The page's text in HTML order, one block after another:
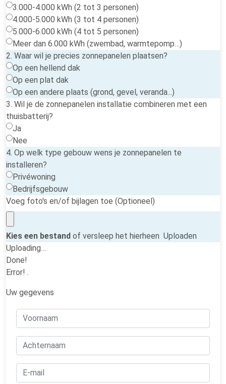
3.000-4.000 kWh (2 tot 3 personen)
4.000-5.000 kWh (3 tot 4 personen)
5.000-6.000 kWh (4 tot 5 personen)
Meer dan 6.000 kWh (zwembad, warmtepomp…)
2. Waar wil je precies zonnepanelen plaatsen?
Op een hellend dak
Op een plat dak
Op een andere plaats (grond, gevel, veranda...)
3. Wil je de zonnepanelen installatie combineren met een
thuisbatterij?
Ja
Nee
4. Op welk type gebouw wens je zonnepanelen te
installeren?
Privéwoning
Bedrijfsgebouw
Voeg foto's en/of bijlagen toe (Optioneel)
Kies een bestand of versleep het hierheen Uploaden
Uploading…
Done!
Error! .
Uw gegevens